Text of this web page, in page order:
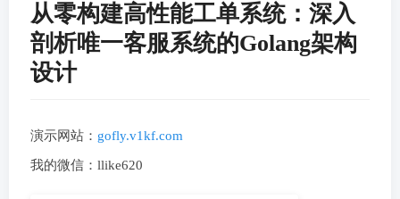
从零构建高性能工单系统：深入
剖析唯一客服系统的Golang架构
设计
演示网站： gofly.v1kf.com
我的微信：llike620